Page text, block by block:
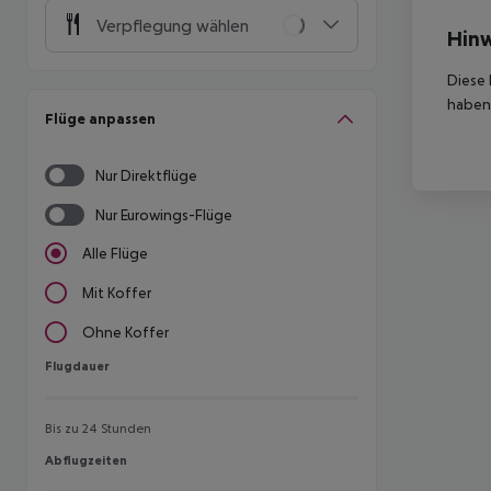
Verpflegung wählen
Flüge anpassen
Nur Direktflüge
Nur Eurowings-Flüge
Alle Flüge
Mit Koffer
Ohne Koffer
Flugdauer
Flugdauer
Bis zu 24 Stunden
Abflugzeiten
Abflugzeiten
Diese